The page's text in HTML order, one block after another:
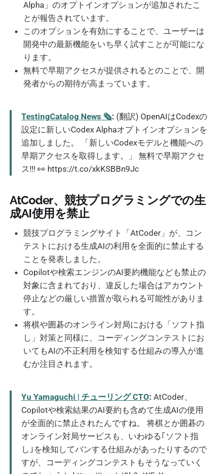
Alpha」のオプトインオプションが追加されたこ
とが報告されています。
このオプションを有効にすることで、ユーザーは
開発中の最新機能をいち早く試すことが可能にな
ります。
無料で早期アクセスが提供されるとのことで、開
発者からの期待が高まっています。
TestingCatalog News 🗞: (翻訳) OpenAIはCodexの
設定に新しいCodex Alphaオプトインオプションを
追加しました。 「新しいCodexモデルと機能への
早期アクセスを取得します。」 無料で早期アクセ
ス!!! 👀 https://t.co/xkKSBBn9Jc
AtCoder、競技プログラミングでの生
成AI使用を禁止
競技プログラミングサイト「AtCoder」が、コン
テストにおける生成AIの利用を全面的に禁止する
ことを発表しました。
Copilotや検索エンジンのAI要約機能なども禁止の
対象に含まれており、違反した場合はアカウント
停止などの厳しい措置が取られる可能性がありま
す。
将棋や囲碁のオンライン対局における「ソフト指
し」対策と同様に、コーディングコンテストにお
いてもAIの不正利用を検知する仕組みの導入が進
むか注目されます。
Yu Yamaguchi | チューリング CTO: AtCoder、
Copilotや検索結果のAI要約も含めて生成AIの使用
が全面的に禁止されたんですね。 将棋とか囲碁の
オンライン対局サービスも、いわゆる｢ソフト指
し｣を検知してバンする仕組みがあったりするので
すが、コーディングコンテストもそうなっていく